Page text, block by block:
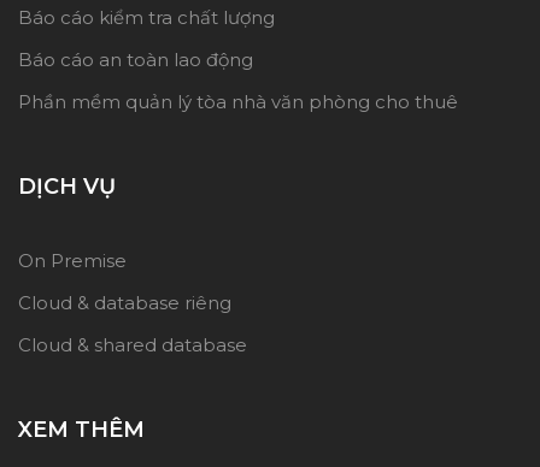
Báo cáo kiểm tra chất lượng
Báo cáo an toàn lao động
Phần mềm quản lý tòa nhà văn phòng cho thuê
DỊCH VỤ
On Premise
Cloud & database riêng
Cloud & shared database
XEM THÊM